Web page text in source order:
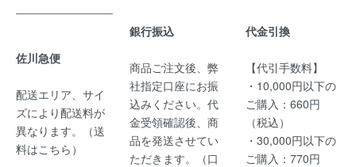
佐川急便
配送エリア、サイ
ズにより配送料が
異なります。（送
料はこちら ）
銀行振込
商品ご注文後、弊
社指定口座にお振
込みください。代
金受領確認後、商
品を発送させてい
ただきます。（口
代金引換
【代引手数料】
・10,000円以下の
ご購入：660円
（税込）
・30,000円以下の
ご購入：770円